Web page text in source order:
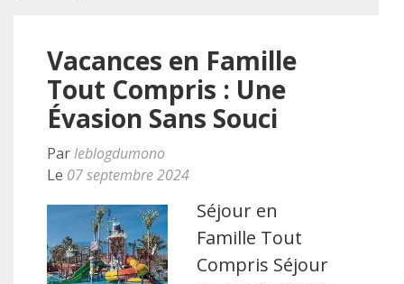
Vacances en Famille
Tout Compris : Une
Évasion Sans Souci
Parleblogdumono
Le 07 septembre 2024
Séjour en
Famille Tout
Compris Séjour